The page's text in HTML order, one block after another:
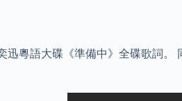
迅粵語大碟《準備中》全碟歌詞